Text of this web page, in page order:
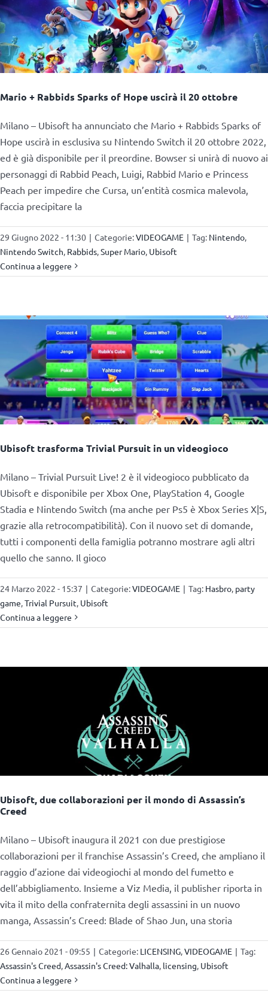
Mario + Rabbids Sparks of Hope uscirà il 20 ottobre
Milano – Ubisoft ha annunciato che Mario + Rabbids Sparks of
Hope uscirà in esclusiva su Nintendo Switch il 20 ottobre 2022,
ed è già disponibile per il preordine. Bowser si unirà di nuovo ai
personaggi di Rabbid Peach, Luigi, Rabbid Mario e Princess
Peach per impedire che Cursa, un’entità cosmica malevola,
faccia precipitare la
29 Giugno 2022 - 11:30 | Categorie:VIDEOGAME | Tag: Nintendo,
Nintendo Switch, Rabbids,Super Mario, Ubisoft
Continua a leggere
Ubisoft trasforma Trivial Pursuit in un videogioco
Milano – Trivial Pursuit Live! 2 è il videogioco pubblicato da
Ubisoft e disponibile per Xbox One, PlayStation 4, Google
Stadia e Nintendo Switch (ma anche per Ps5 è Xbox Series X|S,
grazie alla retrocompatibilità). Con il nuovo set di domande,
tutti i componenti della famiglia potranno mostrare agli altri
quello che sanno. Il gioco
24 Marzo 2022 - 15:37 | Categorie:VIDEOGAME | Tag: Hasbro, party
game,Trivial Pursuit, Ubisoft
Continua a leggere
Ubisoft, due collaborazioni per il mondo di Assassin’s
Creed
Milano – Ubisoft inaugura il 2021 con due prestigiose
collaborazioni per il franchise Assassin’s Creed, che ampliano il
raggio d’azione dai videogiochi al mondo del fumetto e
dell’abbigliamento. Insieme a Viz Media, il publisher riporta in
vita il mito della confraternita degli assassini in un nuovo
manga, Assassin’s Creed: Blade of Shao Jun, una storia
26 Gennaio 2021 - 09:55 | Categorie: LICENSING,VIDEOGAME | Tag:
Assassin's Creed,Assassin's Creed: Valhalla, licensing, Ubisoft
Continua a leggere